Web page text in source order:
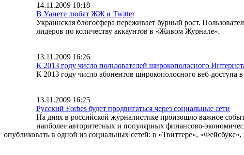
14.11.2009 10:18
В Уанете любят ЖЖ и Twitter
Украинская блогосфера переживает бурный рост.
лидеров по количеству аккаунтов в «Живом Журнале».
13.11.2009 16:26
К 2013 году число пользователей широкополосного
К 2013 году число абонентов широкополосного веб-
13.11.2009 16:25
Русский Forbes будет продвигаться через социальные сети
На днях в российской журналистике произошло важное
наиболее авторитетных и популярных финансово-
опубликовать в одной из социальных сетей: в «Твиттере»,